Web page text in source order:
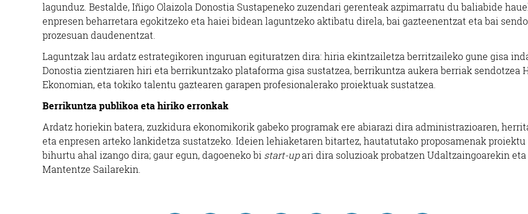
lagunduz. Bestalde, Iñigo Olaizola Donostia Sustapeneko zuzendari gerenteak azpimarratu du baliabide
enpresen beharretara egokitzeko eta haiei bidean laguntzeko aktibatu direla, bai gazteenentzat eta bai
prozesuan daudenentzat.
Laguntzak lau ardatz estrategikoren inguruan egituratzen dira: hiria ekintzailetza berritzaileko gune gisa
Donostia zientziaren hiri eta berrikuntzako plataforma gisa sustatzea, berrikuntza aukera berriak sendotzea
Ekonomian, eta tokiko talentu gaztearen garapen profesionalerako proiektuak sustatzea.
Berrikuntza publikoa eta hiriko erronkak
Ardatz horiekin batera, zuzkidura ekonomikorik gabeko programak ere abiarazi dira administrazioaren,
eta enpresen arteko lankidetza sustatzeko. Ideien lehiaketaren bitartez, hautatutako proposamenak
bihurtu ahal izango dira; gaur egun, dagoeneko bi start-upari dira soluzioak probatzen Udaltzaingoarekin eta
Mantentze Sailarekin.